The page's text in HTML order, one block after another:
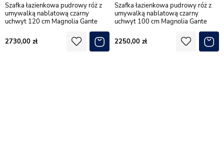
Szafka łazienkowa pudrowy róż z
umywalką nablatową czarny
uchwyt 120 cm Magnolia Gante
2730,00
Szafka łazienkowa pudrowy róż z
umywalką nablatową czarny
uchwyt 100 cm Magnolia Gante
2250,00